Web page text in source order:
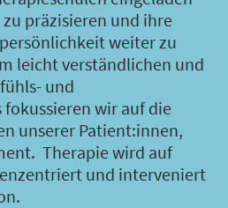
präzisieren und ihre
weiter zu
leicht verständlichen und
und
wir auf die
unserer Patient:innen,
Therapie wird auf
und interveniert